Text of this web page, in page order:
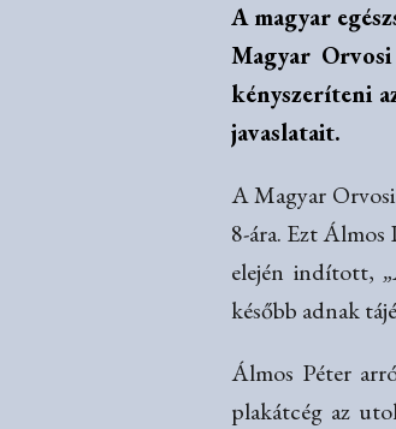
A magyar
Magyar
kényszeríteni
javaslatait.
A Magyar
8-ára. Ezt
elején indított,
később adnak
Álmos Péter
plakátcég az